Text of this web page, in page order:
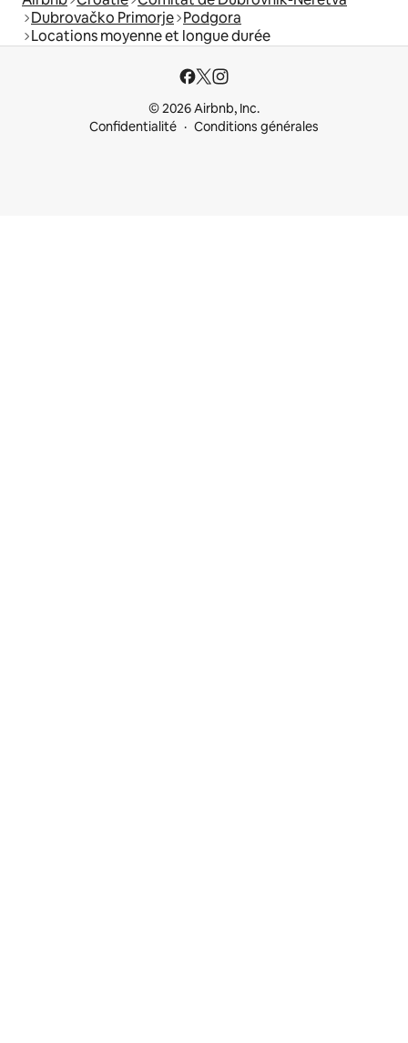
Dubrovačko Primorje Podgora
Locations moyenne et longue durée
© 2026 Airbnb, Inc.
Confidentialité
Conditions générales